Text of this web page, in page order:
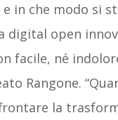
in che modo si
digital open
facile, né
Rangone.
la